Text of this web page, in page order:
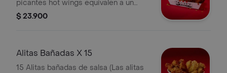
picantes hot wings equivalen a un
trozo de ala)
$ 23.900
Alitas Bañadas X 15
15 Alitas bañadas de salsa (Las alitas